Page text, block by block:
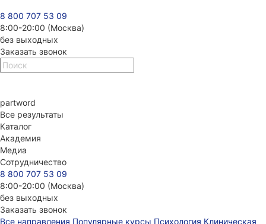
8 800 707 53 09
8:00-20:00 (Москва)
без выходных
Заказать звонок
partword
Все результаты
Каталог
Академия
Медиа
Сотрудничество
8 800 707 53 09
8:00-20:00 (Москва)
без выходных
Заказать звонок
Все направления Популярные курсы Психология Клиническая